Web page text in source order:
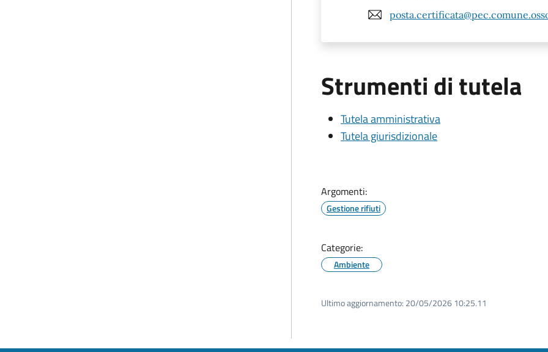
Strumenti di tutela
Tutela amministrativa
Tutela giurisdizionale
Argomenti:
Gestione rifiuti
Categorie:
Ambiente
Ultimo aggiornamento: 20/05/2026 10:25.11